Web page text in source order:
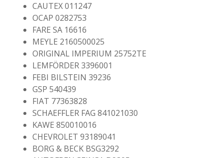
CAUTEX 011247
OCAP 0282753
FARE SA 16616
MEYLE 2160500025
ORIGINAL IMPERIUM 25752TE
LEMFÖRDER 3396001
FEBI BILSTEIN 39236
GSP 540439
FIAT 77363828
SCHAEFFLER FAG 841021030
KAWE 850010016
CHEVROLET 93189041
BORG & BECK BSG3292